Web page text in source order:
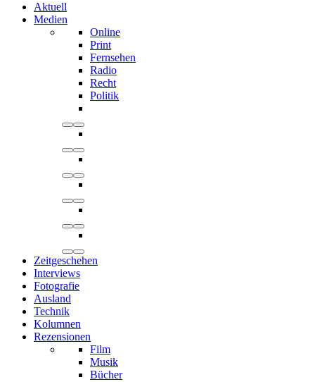
Aktuell
Medien
Online
Print
Fernsehen
Radio
Recht
Politik
Zeitgeschehen
Interviews
Fotografie
Ausland
Technik
Kolumnen
Rezensionen
Film
Musik
Bücher